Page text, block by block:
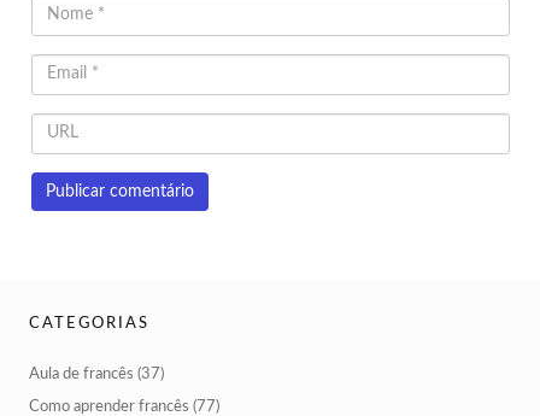
CATEGORIAS
Aula de francês (37)
Como aprender francês (77)